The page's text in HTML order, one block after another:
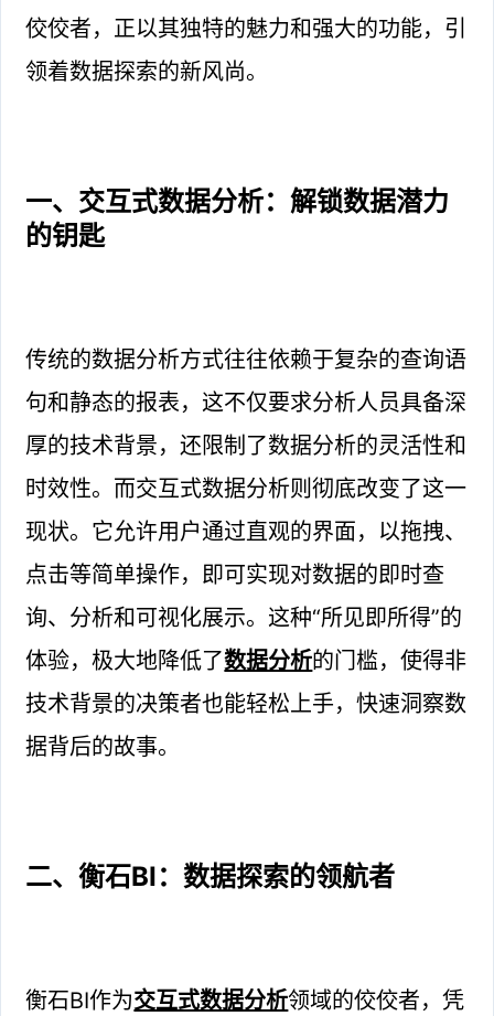
佼佼者，正以其独特的魅力和强大的功能，引
领着数据探索的新风尚。
一、交互式数据分析：解锁数据潜力
的钥匙
传统的数据分析方式往往依赖于复杂的查询语
句和静态的报表，这不仅要求分析人员具备深
厚的技术背景，还限制了数据分析的灵活性和
时效性。而交互式数据分析则彻底改变了这一
现状。它允许用户通过直观的界面，以拖拽、
点击等简单操作，即可实现对数据的即时查
询、分析和可视化展示。这种“所见即所得”的
体验，极大地降低了数据分析的门槛，使得非
技术背景的决策者也能轻松上手，快速洞察数
据背后的故事。
二、衡石BI：数据探索的领航者
衡石BI作为交互式数据分析领域的佼佼者，凭